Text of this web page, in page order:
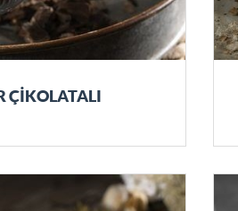
ÇİKOLATALI